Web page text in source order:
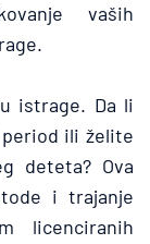
vaših
istrage. Da li
ili želite
deteta? Ova
i trajanje
licenciranih